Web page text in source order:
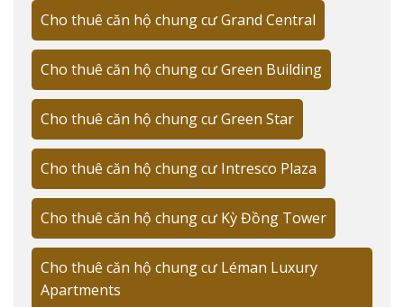
với trần cao 3m, cửa sổ kính từ sàn đến trần, tạo không
gian thoáng đãng và view panorama ấn tượng.
Đối tượng khách hàng tiềm năng
"Từ kinh nghiệm 15 năm trong lĩnh vực cho thuê căn hộ
cao cấp, tôi nhận thấy Indochine Park Tower đặc biệt
phù hợp với các chuyên gia nước ngoài và gia đình Việt
Nam thành đạt," chia sẻ của Trương Tài Năng
Giathuecanho. Dự án thu hút đa dạng đối tượng khách
hàng:
Chuyên gia nước ngoài làm việc tại các công ty đa
quốc gia
Cho thuê căn hộ chung cư Grand Central
Cho thuê căn hộ chung cư Green Building
Cho thuê căn hộ chung cư Green Star
Cho thuê căn hộ chung cư Intresco Plaza
Cho thuê căn hộ chung cư Kỳ Đồng Tower
Cho thuê căn hộ chung cư Léman Luxury
Apartments